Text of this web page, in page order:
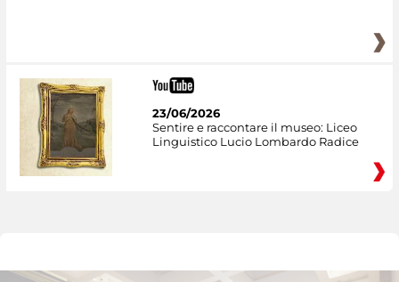
23/06/2026
Sentire e raccontare il museo: Liceo
Linguistico Lucio Lombardo Radice